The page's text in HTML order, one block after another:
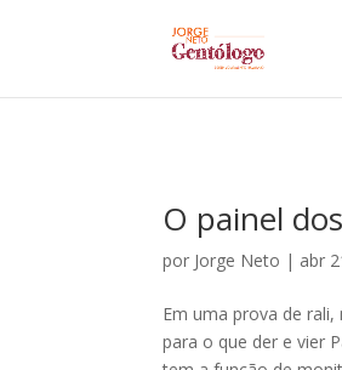
O painel
por Jorge Neto | abr
Em uma prova de
para o que der e vier